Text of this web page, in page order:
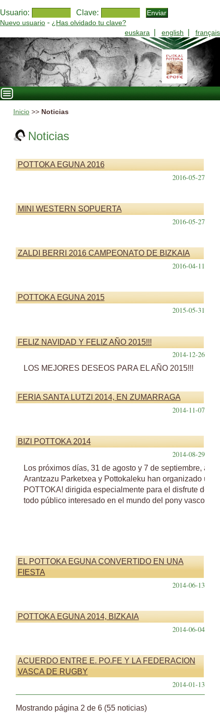
Usuario: Clave:
Nuevo usuario - ¿Has olvidado tu clave?
euskara
english français
Inicio>> Noticias
Noticias
POTTOKA EGUNA 2016
2016-05-27
MINI WESTERN SOPUERTA
2016-05-27
ZALDI BERRI 2016 CAMPEONATO DE BIZKAIA
2016-04-11
POTTOKA EGUNA 2015
2015-05-31
FELIZ NAVIDAD Y FELIZ AÑO 2015!!!
2014-12-26
LOS MEJORES DESEOS PARA EL AÑO 2015!!!
FERIA SANTA LUTZI 2014, EN ZUMARRAGA
2014-11-07
BIZI POTTOKA 2014
2014-08-29
Los próximos días, 31 de agosto y 7 de septiembre,
Arantzazu Parketxea y Pottokaleku han organizado un
POTTOKA! dirigida especialmente para el disfrute de
todo público interesado en el mundo del pony vasco.
EL POTTOKA EGUNA CONVERTIDO EN UNA
FIESTA
2014-06-13
POTTOKA EGUNA 2014, BIZKAIA
2014-06-04
ACUERDO ENTRE E. PO.FE Y LA FEDERACION
VASCA DE RUGBY
2014-01-13
Mostrando página 2 de 6 (55 noticias)